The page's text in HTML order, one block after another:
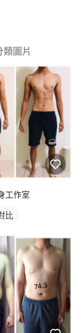
類圖片
工作室
比